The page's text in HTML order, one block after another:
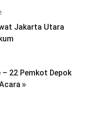
Jakarta Utara
22 Pemkot Depok
»